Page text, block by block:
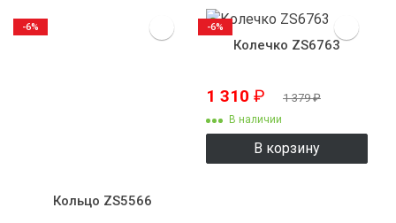
Кольцо ZS5566
-6%
Колечко ZS6763
1 310 ₽ 1 379₽
В наличии
В корзину
-6%